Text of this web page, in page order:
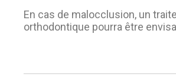
En cas de malocclusion, un
orthodontique pourra être